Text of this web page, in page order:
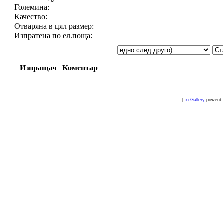
Големина:
Качество:
Отваряна в цял размер:
Изпратена по ел.поща:
Изпращач Коментар
[ xcGallery